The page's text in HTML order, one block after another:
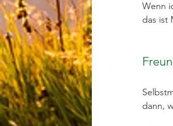
Wenn
das ist
dann,